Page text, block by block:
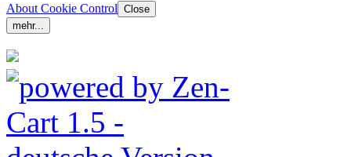
About Cookie Control Close
mehr...